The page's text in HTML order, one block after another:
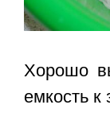
Хорошо
емкость к